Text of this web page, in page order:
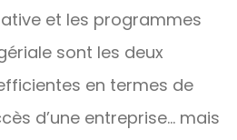
et les programmes
sont les deux
en termes de
d’une entreprise… mais